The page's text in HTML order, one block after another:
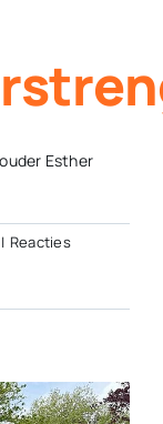
Esther
| Reacties